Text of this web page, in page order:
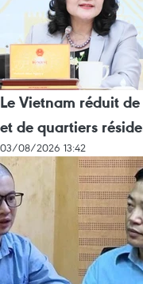
Le Vietnam réduit
et de quartiers
03/08/2026 13:42